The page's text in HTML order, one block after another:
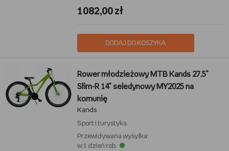
1082,00 zł
DODAJ DO KOSZYKA
Rower młodzieżowy MTB Kands 27,5"
Slim-R 14" seledynowy MY2025 na
komunię
Kands
Sport i turystyka
Przewidywana wysyłka:
w 1 dzień rob.